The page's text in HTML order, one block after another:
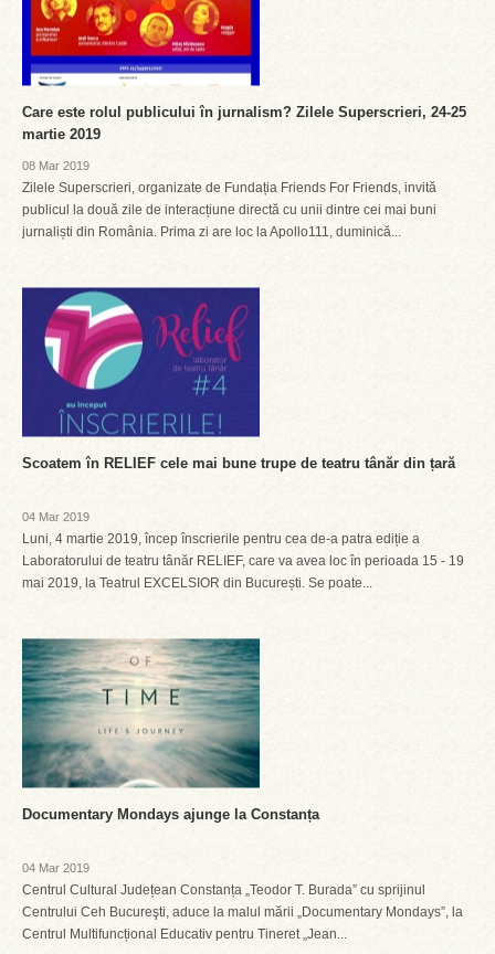
Care este rolul publicului în jurnalism? Zilele Superscrieri, 24-25
martie 2019
08 Mar 2019
Zilele Superscrieri, organizate de Fundația Friends For Friends, invită
publicul la două zile de interacțiune directă cu unii dintre cei mai buni
jurnaliști din România. Prima zi are loc la Apollo111, duminică...
Scoatem în RELIEF cele mai bune trupe de teatru tânăr din țară
04 Mar 2019
Luni, 4 martie 2019, încep înscrierile pentru cea de-a patra ediție a
Laboratorului de teatru tânăr RELIEF, care va avea loc în perioada 15 - 19
mai 2019, la Teatrul EXCELSIOR din București. Se poate...
Documentary Mondays ajunge la Constanța
04 Mar 2019
Centrul Cultural Județean Constanța „Teodor T. Burada” cu sprijinul
Centrului Ceh Bucureşti, aduce la malul mării „Documentary Mondays”, la
Centrul Multifuncțional Educativ pentru Tineret „Jean...